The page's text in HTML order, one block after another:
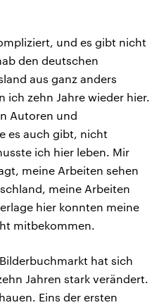
und es gibt nicht
den deutschen
aus ganz anders
ich zehn Jahre wieder hier.
Autoren und
es auch gibt, nicht
ich hier leben. Mir
meine Arbeiten sehen
meine Arbeiten
hier konnten meine
mitbekommen.
hat sich
Jahren stark verändert.
Eins der ersten